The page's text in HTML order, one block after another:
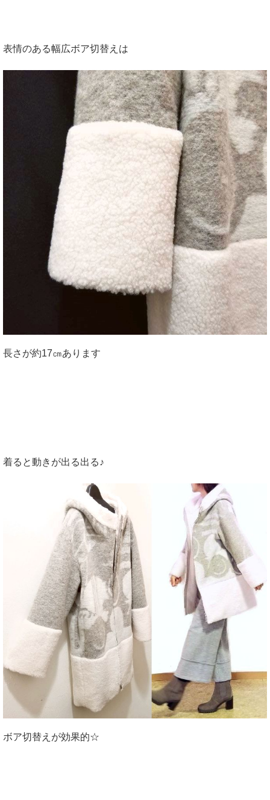
表情のある幅広ボア切替えは
長さが約17㎝あります
着ると動きが出る出る♪
ボア切替えが効果的☆